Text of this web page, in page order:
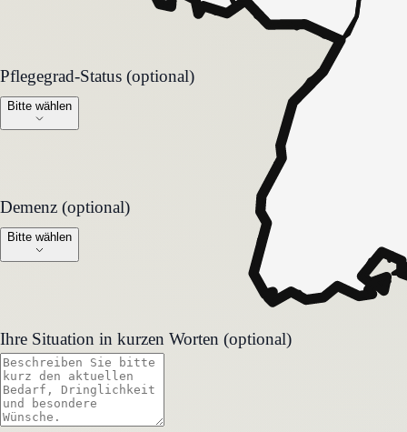
Pflegegrad-Status (optional)
Pflegegrad-Status (optional)
Bitte wählen
Demenz (optional)
Demenz (optional)
Bitte wählen
Ihre Situation in kurzen Worten (optional)